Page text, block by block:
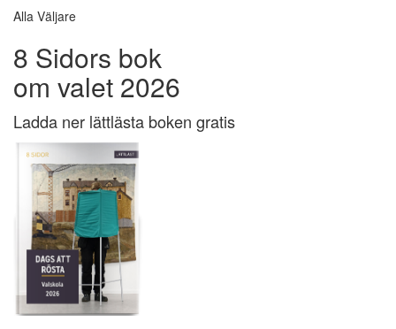
Alla Väljare
8 Sidors bok
om valet 2026
Ladda ner lättlästa boken gratis